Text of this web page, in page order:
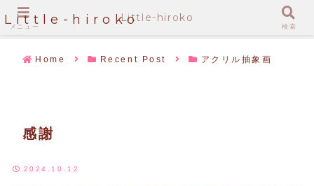
Little-hiroko
Home Recent Post アクリル抽象画
感謝
2024.10.12
メニュー
Little-hiroko
検索